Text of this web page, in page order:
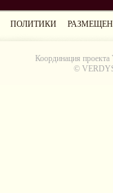
ПОЛИТИКИ
Координация проекта
©